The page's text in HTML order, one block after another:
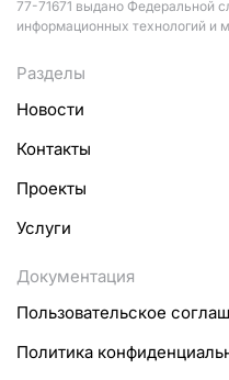
77-71671 выдано Федеральной
информационных технологий и
Разделы
Новости
Контакты
Проекты
Услуги
Документация
Пользовательское
Политика